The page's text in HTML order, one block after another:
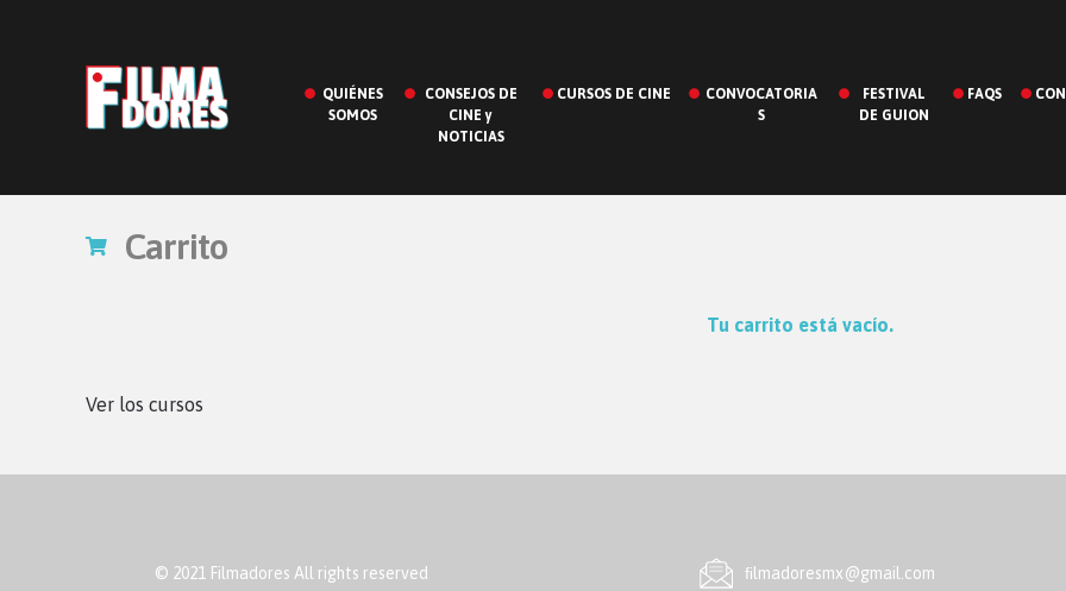
QUIÉNES
SOMOS
CONSEJOS DE
CINE y
NOTICIAS
CURSOS DE CINE
CONVOCATORIA
S
FESTIVAL
DE GUION
FAQS
Carrito
Tu carrito está vacío.
Ver los cursos
© 2021 Filmadores All rights reserved ﬁlmadoresmx@gmail.com